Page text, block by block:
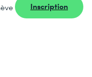
Inscription